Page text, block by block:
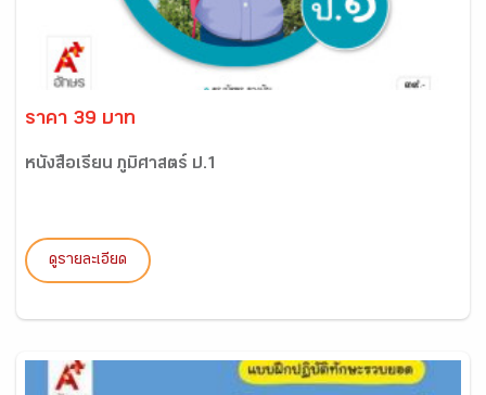
ราคา 39 บาท
หนังสือเรียน ภูมิศาสตร์ ป.1
ดูรายละเอียด